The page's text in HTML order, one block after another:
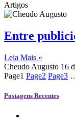
Artigos
Entre
Leia Mais »
Cheudo Augusto 16
Page1 Page2 Page3
Postagens Recentes